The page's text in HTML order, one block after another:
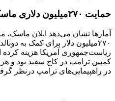
حمایت ۲۷۰میلیون دلاری ماسک از ترامپ
آمارها نشان می‌دهد ایلان ماسک،
۲۷۰میلیون دلار برای کمک به
ریاست‌جمهوری آمریکا هزینه
کمپین ترامپ در کاخ سفید بود و
در راهپیمایی‌های ترامپ درنظر